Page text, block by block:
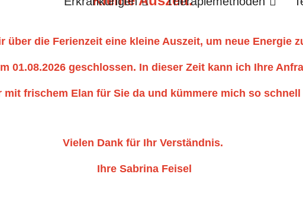
über die Ferienzeit eine kleine Auszeit, um neue Energie
01.08.2026 geschlossen. In dieser Zeit kann ich Ihre
mit frischem Elan für Sie da und kümmere mich so
Vielen Dank für Ihr Verständnis.
Ihre Sabrina Feisel